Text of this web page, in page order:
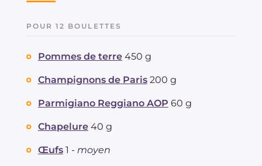
POUR 12 BOULETTES
Pommes de terre 450 g
Champignons de Paris 200 g
Parmigiano Reggiano AOP 60 g
Chapelure 40 g
Œufs 1 - moyen